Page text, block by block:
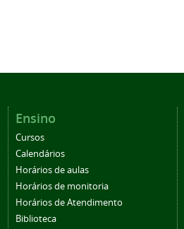
Ensino
Cursos
Calendários
Horários de aulas
Horários de monitoria
Horários de Atendimento
Biblioteca